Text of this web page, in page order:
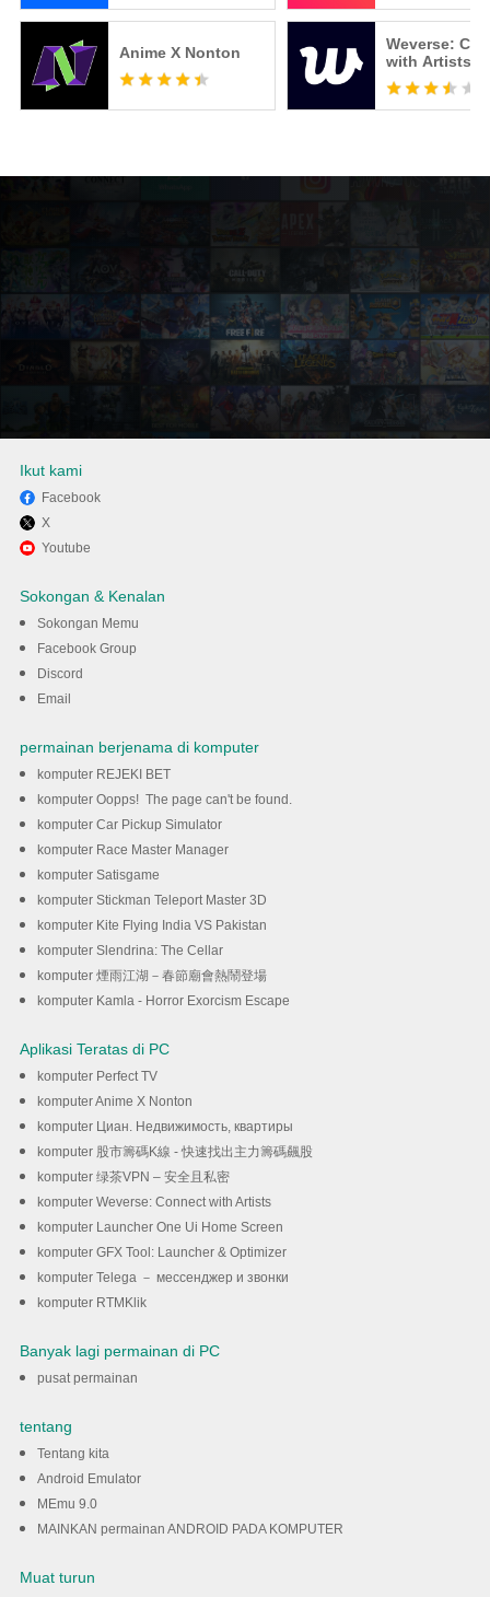
Anime X Nonton
Weverse:
with Artists
Gunakan MENu untuk
mengalami In Stalker - Profile
Tracker pada komputer anda
Ikut kami
Facebook
X
Youtube
Sokongan & Kenalan
Sokongan Memu
Facebook Group
Discord
Email
permainan berjenama di komputer
komputer REJEKI BET
komputer Oopps! The page can't be found.
komputer Car Pickup Simulator
komputer Race Master Manager
komputer Satisgame
komputer Stickman Teleport Master 3D
komputer Kite Flying India VS Pakistan
komputer Slendrina: The Cellar
komputer 煙雨江湖－春節廟會熱鬧登場
komputer Kamla - Horror Exorcism Escape
Aplikasi Teratas di PC
komputer Perfect TV
komputer Anime X Nonton
komputer Циан. Недвижимость, квартиры
komputer 股市籌碼K線 - 快速找出主力籌碼飆股
komputer 绿茶VPN – 安全且私密
komputer Weverse: Connect with Artists
komputer Launcher One Ui Home Screen
komputer GFX Tool: Launcher & Optimizer
komputer Telega － мессенджер и звонки
komputer RTMKlik
Banyak lagi permainan di PC
pusat permainan
tentang
Tentang kita
Android Emulator
MEmu 9.0
MAINKAN permainan ANDROID PADA KOMPUTER
Muat turun